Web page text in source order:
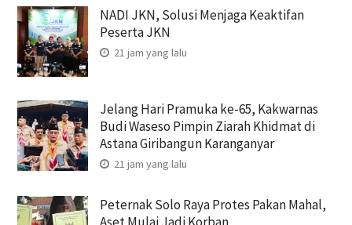
NADI JKN, Solusi Menjaga Keaktifan
Peserta JKN
21 jam yang lalu
Jelang Hari Pramuka ke-65, Kakwarnas
Budi Waseso Pimpin Ziarah Khidmat di
Astana Giribangun Karanganyar
21 jam yang lalu
Peternak Solo Raya Protes Pakan Mahal,